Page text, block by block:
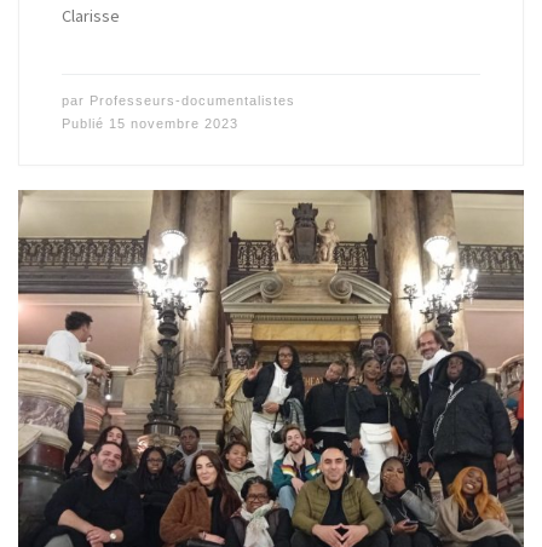
Clarisse
par Professeurs-documentalistes
Publié 15 novembre 2023